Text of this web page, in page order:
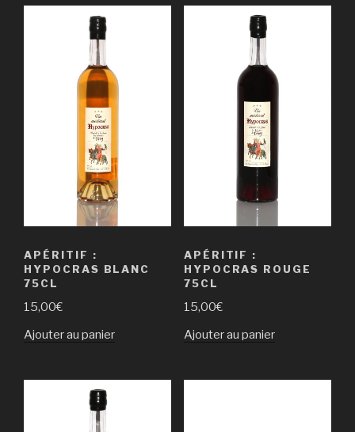
APÉRITIF :
HYPOCRAS BLANC
75CL
15,00€
Ajouter au panier
APÉRITIF :
HYPOCRAS ROUGE
75CL
15,00€
Ajouter au panier